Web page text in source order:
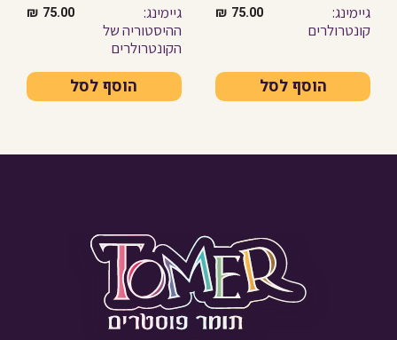
גיימינג:
קונטרולרים
75.00
₪
הוסף לסל
גיימינג:
ההיסטוריה של
הקונטרולרים
75.00
₪
הוסף לסל